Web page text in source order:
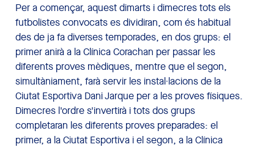
Per a començar, aquest dimarts i dimecres tots els
futbolistes convocats es dividiran, com és habitual
des de ja fa diverses temporades, en dos grups: el
primer anirà a la Clínica Corachan per passar les
diferents proves mèdiques, mentre que el segon,
simultàniament, farà servir les instal·lacions de la
Ciutat Esportiva Dani Jarque per a les proves físiques.
Dimecres l'ordre s'invertirà i tots dos grups
completaran les diferents proves preparades: el
primer, a la Ciutat Esportiva i el segon, a la Clínica